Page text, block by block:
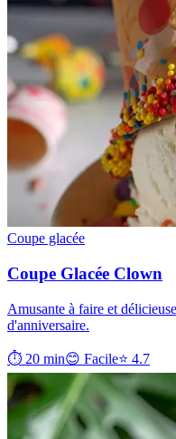
Coupe glacée
Coupe Glacée Clown
Amusante à faire et
d'anniversaire.
⏱ 20 min😊 Facile⭐ 4.7